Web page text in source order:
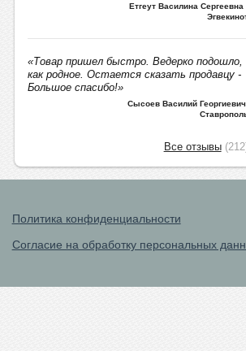
Етгеут Василина Сергеевна
«Товар пришел быстро. Ведерко подошло,
как родное. Остается сказать продавцу -
Большое спасибо!»
Сысоев Василий Георгиевич,
Все отзывы
Политика конфиденциальности
Согласие на обработку персональных